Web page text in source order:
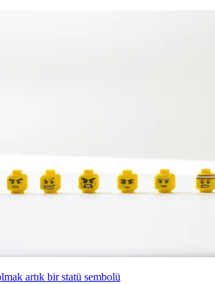
artık bir statü sembolü